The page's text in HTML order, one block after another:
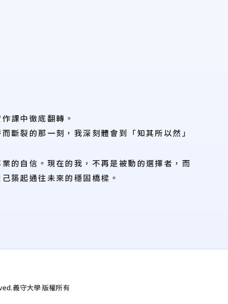
課中徹底翻轉。
斷裂的那一刻，我深刻體會到「知其所以然」
的自信。現在的我，不再是被動的選擇者，而
築起通往未來的穩固橋樑。
義守大學 版權所有